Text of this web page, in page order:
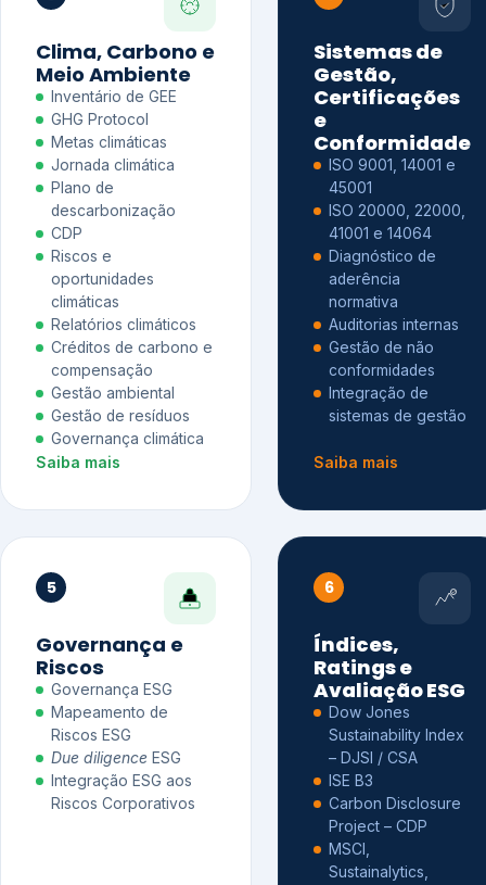
Clima, Carbono e
Meio Ambiente
Inventário de GEE
GHG Protocol
Metas climáticas
Jornada climática
Plano de
descarbonização
CDP
Riscos e
oportunidades
climáticas
Relatórios climáticos
Créditos de carbono e
compensação
Gestão ambiental
Gestão de resíduos
Governança climática
Saiba mais
Sistemas de
Gestão,
Certificações
e
Conformidade
ISO 9001, 14001 e
45001
ISO 20000, 22000,
41001 e 14064
Diagnóstico de
aderência
normativa
Auditorias internas
Gestão de não
conformidades
Integração de
sistemas de gestão
Saiba mais
5
Governança e
Riscos
Governança ESG
Mapeamento de
Riscos ESG
Due diligence ESG
Integração ESG aos
Riscos Corporativos
6
Índices,
Ratings e
Avaliação ESG
Dow Jones
Sustainability Index
– DJSI / CSA
ISE B3
Carbon Disclosure
Project – CDP
MSCI,
Sustainalytics,